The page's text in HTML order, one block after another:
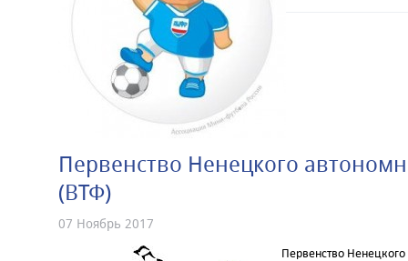
Первенство Ненецкого
(ВТФ)
07 Ноябрь 2017
Первенство